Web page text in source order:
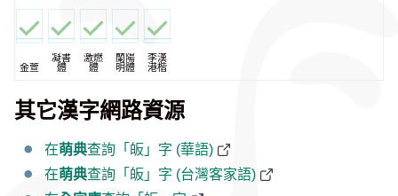
金萱
凝書
體
激燃
體
蘭陽
明體
李漢
港楷
其它漢字網路資源
在萌典查詢「皈」字 (華語)
在萌典查詢「皈」字 (台灣客家語)